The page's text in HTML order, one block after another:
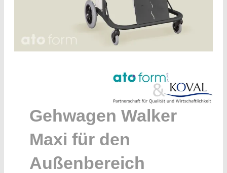
Gehwagen Walker
Maxi für den
Außenbereich